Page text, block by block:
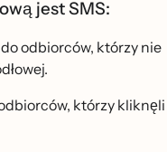
jest SMS:
odbiorców, którzy nie
którzy kliknęli